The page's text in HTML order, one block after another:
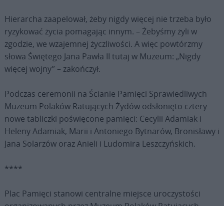
Hierarcha zaapelował, żeby nigdy więcej nie trzeba było
ryzykować życia pomagając innym. – Żebyśmy żyli w
zgodzie, we wzajemnej życzliwości. A więc powtórzmy
słowa Świętego Jana Pawła II tutaj w Muzeum: „Nigdy
więcej wojny” – zakończył.
Podczas ceremonii na Ścianie Pamięci Sprawiedliwych
Muzeum Polaków Ratujących Żydów odsłonięto cztery
nowe tabliczki poświęcone pamięci: Cecylii Adamiak i
Heleny Adamiak, Marii i Antoniego Bytnarów, Bronisławy i
Jana Solarzów oraz Anieli i Ludomira Leszczyńskich.
****
Plac Pamięci stanowi centralne miejsce uroczystości